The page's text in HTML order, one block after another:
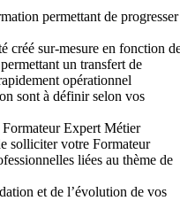
permettant de progresser
créé sur-mesure en fonction
un transfert de
opérationnel
sont à définir selon vos
Expert Métier
solliciter votre Formateur
liées au thème de
et de l’évolution de vos